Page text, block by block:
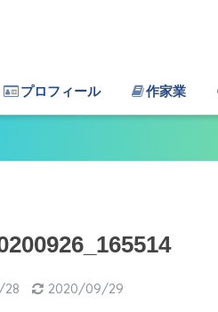
プロフィール 作家業
2020/09/29